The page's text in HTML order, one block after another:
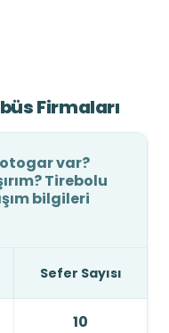
Firmaları
var?
Tirebolu
bilgileri
Sefer Sayısı
10